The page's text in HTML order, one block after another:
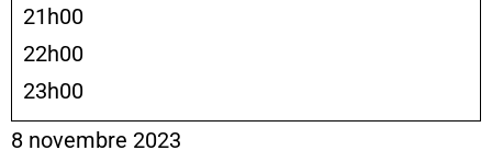
21h00
22h00
23h00
8 novembre 2023